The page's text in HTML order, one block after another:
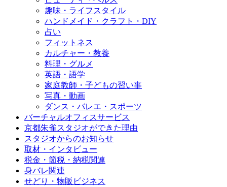
趣味・ライフスタイル
ハンドメイド・クラフト・DIY
占い
フィットネス
カルチャー・教養
料理・グルメ
英語・語学
家庭教師・子どもの習い事
写真・動画
ダンス・バレエ・スポーツ
バーチャルオフィスサービス
京都朱雀スタジオができた理由
スタジオからのお知らせ
取材・インタビュー
税金・節税・納税関連
身バレ関連
せどり・物販ビジネス